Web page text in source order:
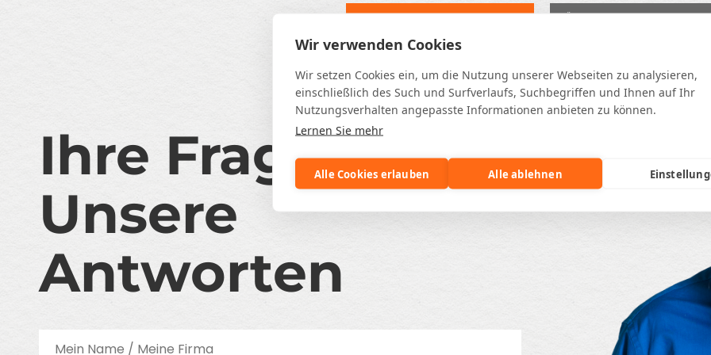
KONTAKT & TERMINVEREINBARUNG ÖFFUNGSZEITEN & STANDORTE
Ihre Fragen
Unsere
Antworten
Wir verwenden Cookies
Wir setzen Cookies ein, um die Nutzung unserer Webseiten zu analysieren,
einschließlich des Such und Surfverlaufs, Suchbegriffen und Ihnen auf Ihr
Nutzungsverhalten angepasste Informationen anbieten zu können.
Lernen Sie mehr
Alle Cookies erlauben Alle ablehnen